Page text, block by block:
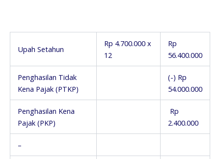
Upah Setahun
Rp 4.700.000 x
12
Rp
56.400.000
Penghasilan Tidak
Kena Pajak (PTKP)
(-) Rp
54.000.000
Penghasilan Kena
Pajak (PKP)
Rp
2.400.000
–